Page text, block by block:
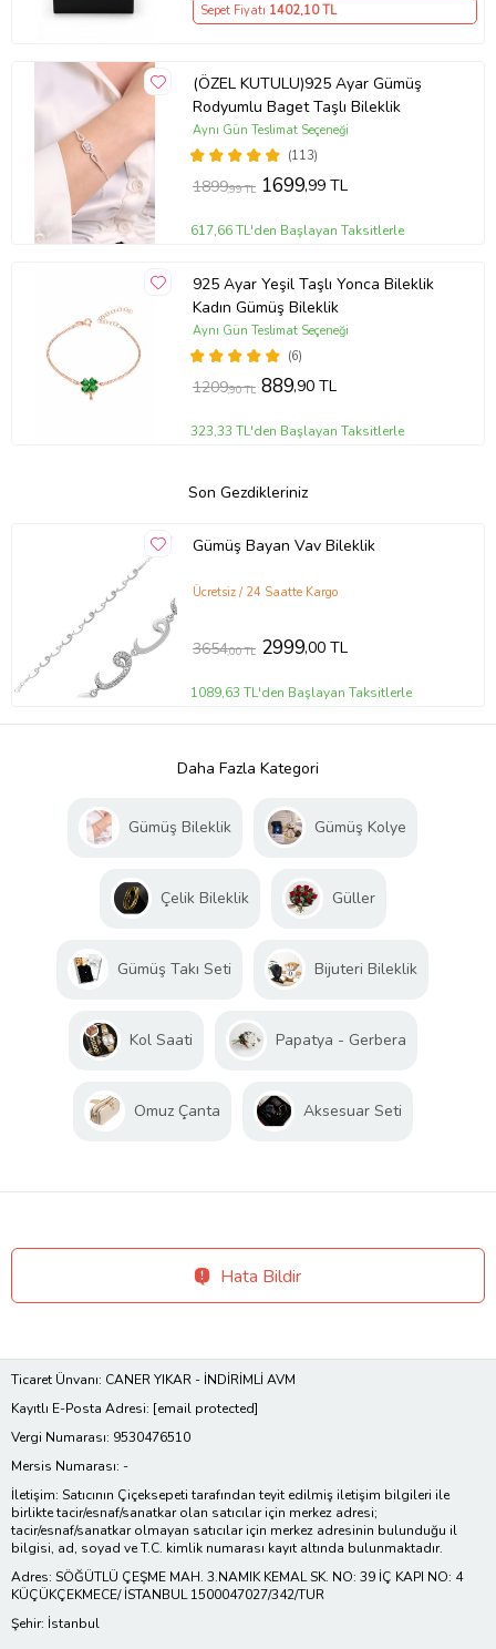
Sepet Fiyatı 1402,10 TL
(ÖZEL KUTULU)925 Ayar Gümüş
Rodyumlu Baget Taşlı Bileklik
(113)
Aynı Gün Teslimat Seçeneği
1899,99 TL 1699,99 TL
617,66 TL'den Başlayan Taksitlerle
925 Ayar Yeşil Taşlı Yonca Bileklik
Kadın Gümüş Bileklik
(6)
Aynı Gün Teslimat Seçeneği
1209,90 TL 889,90 TL
323,33 TL'den Başlayan Taksitlerle
Son Gezdikleriniz
Gümüş Bayan Vav Bileklik
Ücretsiz / 24 Saatte Kargo
3654,00 TL 2999,00 TL
1089,63 TL'den Başlayan Taksitlerle
Daha Fazla Kategori
Gümüş Bileklik Gümüş Kolye
Çelik Bileklik Güller
Gümüş Takı Seti Bijuteri Bileklik
Kol Saati Papatya - Gerbera
Omuz Çanta Aksesuar Seti
Hata Bildir
Ticaret Ünvanı: CANER YIKAR - İNDİRİMLİ AVM
Kayıtlı E-Posta Adresi: [email protected]
Vergi Numarası: 9530476510
Mersis Numarası: -
İletişim: Satıcının Çiçeksepeti tarafından teyit edilmiş iletişim bilgileri ile
birlikte tacir/esnaf/sanatkar olan satıcılar için merkez adresi;
tacir/esnaf/sanatkar olmayan satıcılar için merkez adresinin bulunduğu il
bilgisi, ad, soyad ve T.C. kimlik numarası kayıt altında bulunmaktadır.
Adres: SÖĞÜTLÜ ÇEŞME MAH. 3.NAMIK KEMAL SK. NO: 39 İÇ KAPI NO: 4
KÜÇÜKÇEKMECE/ İSTANBUL 1500047027/342/TUR
Şehir: İstanbul